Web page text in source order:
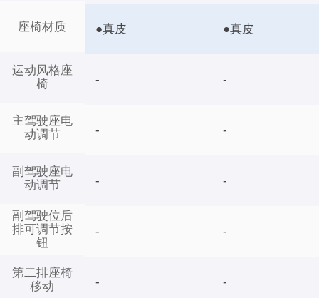
座椅材质
运动风格座
椅
主驾驶座电
动调节
副驾驶座电
动调节
副驾驶位后
排可调节按
钮
第二排座椅
移动
●真皮 ●真皮
- -
- -
- -
- -
- -